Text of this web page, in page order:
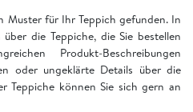
Muster für Ihr Teppich gefunden. In
die Teppiche, die Sie bestellen
Produkt-Beschreibungen
oder ungeklärte Details über die
Teppiche können Sie sich gern an